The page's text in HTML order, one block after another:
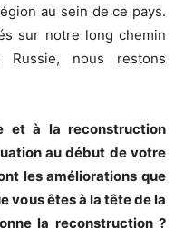
au sein de ce pays.
sur notre long chemin
nous restons
et à la reconstruction
au début de votre
les améliorations que
vous êtes à la tête de la
la reconstruction ?